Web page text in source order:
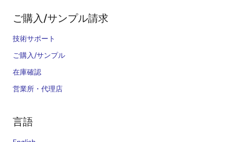
ご購入/サンプル請求
技術サポート
ご購入/サンプル
在庫確認
営業所・代理店
言語